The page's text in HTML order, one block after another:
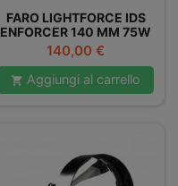
FARO LIGHTFORCE IDS
ENFORCER 140 MM 75W
Prezzo
140,00 €
 Aggiungi al carrello